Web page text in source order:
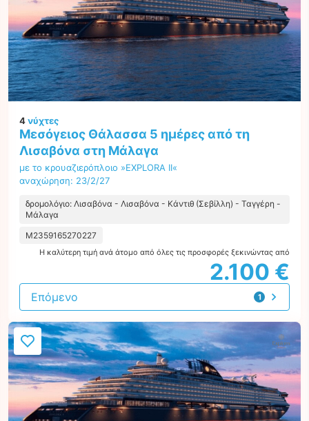
4νύχτες
Μεσόγειος Θάλασσα 5 ημέρες από τη
Λισαβόνα στη Μάλαγα
με το κρουαζιερόπλοιο »EXPLORA II«
αναχώρηση: 23/2/27
δρομολόγιο: Λισαβόνα - Λισαβόνα - Κάντιθ (Σεβίλλη) - Ταγγέρη -
Μάλαγα
M2359165270227
Η καλύτερη τιμή ανά άτομο από όλες τις προσφορές ξεκινώντας από
2.100 €
1
προσφορά
Επόμενο